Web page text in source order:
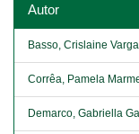
Autor
Basso, Crislaine
Corrêa, Pamela
Demarco, Gabriella